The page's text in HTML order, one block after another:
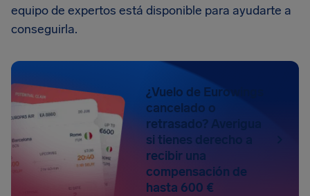
equipo de expertos está disponible para ayudarte a
conseguirla.
¿Vuelo de Eurowings
cancelado o
retrasado? Averigua
si tienes derecho a
recibir una
compensación de
hasta 600 €